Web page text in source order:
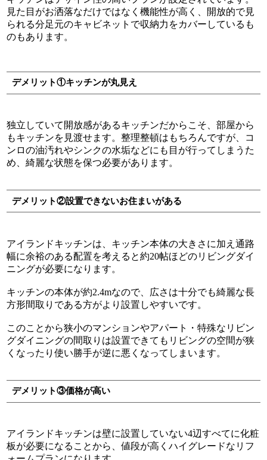
見た目がお洒落なだけではなく機能性が高く、開放的で見
られる分足元のキャビネットで収納力をカバーしているも
のもあります。
デメリット①キッチンが丸見え
独立していて開放感があるキッチンだからこそ、部屋から
もキッチンを見渡せます。整理整頓はもちろんですが、コ
ンロの油汚れやシンクの水垢などにも目が行ってしまうた
め、綺麗な状態を保つ必要があります。
デメリット②設置できないお住まいがある
アイランドキッチンは、キッチン本体の大きさに加え通路
幅に余裕のある配置を考えると約20帖ほどのリビングダイ
ニングが必要になります。
キッチンの本体が約2.4mなので、広さは十分でも綺麗な長
方形間取りである方がより設置しやすいです。
このことから狭小のマンションやアパート・特殊なリビン
グダイニングの間取りは設置できてもリビングの空間が狭
くなったり使い勝手が逆に悪くなってしまいます。
デメリット③価格が高い
アイランドキッチンは壁に設置していない4辺すべてに化粧
板が必要になることから、値段が高くハイグレードなリフ